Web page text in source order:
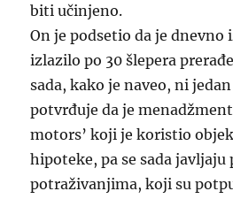
biti učinjeno.
On je podsetio da je dnevno
izlazilo po 30 šlepera
sada, kako je naveo, ni
potvrđuje da je
motors’ koji je koristio
hipoteke, pa se sada javljaju
potraživanjima, koji su